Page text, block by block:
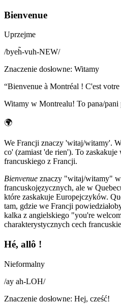
Bienvenue
Uprzejme
/byeh̃-vuh-NEW/
Znaczenie dosłowne: Witamy
“Bienvenue à Montréal ! C'est
Witamy w Montrealu! To pana/pani
🌍
We Francji znaczy 'witaj/witamy'.
co' (zamiast 'de rien'). To
francuskiego z Francji.
Bienvenue znaczy "witaj/witamy"
francuskojęzycznych, ale w
które zaskakuje Europejczyków.
tam, gdzie we Francji
kalka z angielskiego "you're
charakterystycznych cech
Hé, allô !
Nieformalny
/ay ah-LOH/
Znaczenie dosłowne: Hej, cześć!